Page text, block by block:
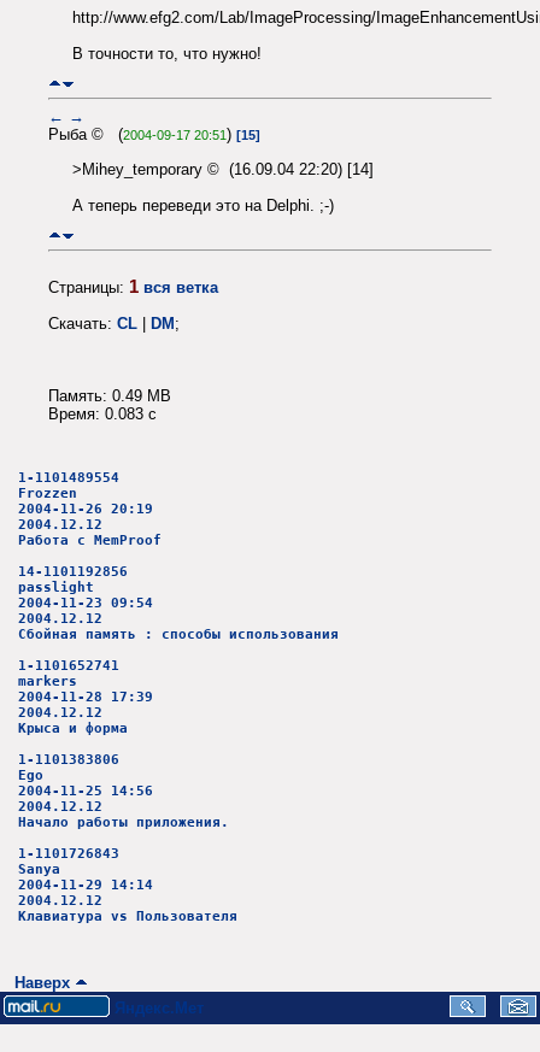
http://www.efg2.com/Lab/ImageProcessing/
В точности то, что нужно!
← →
Рыба © (2004-09-17 20:51 ) [15]
>Mihey_temporary © (16.09.04 22:20) [14]
А теперь переведи это на Delphi. ;-)
Страницы: 1 вся ветка
Скачать: CL DM ;
Память: 0.49 MB
Время: 0.083 c
1-1101489554
Frozzen
2004-11-26 20:19
2004.12.12
Работа с MemProof
14-1101192856
passlight
2004-11-23 09:54
2004.12.12
Сбойная память : способы использования
1-1101652741
markers
2004-11-28 17:39
2004.12.12
Крыса и форма
1-1101383806
Ego
2004-11-25 14:56
2004.12.12
Начало работы приложения.
1-1101726843
Sanya
2004-11-29 14:14
2004.12.12
Клавиатура vs Пользователя
Наверх